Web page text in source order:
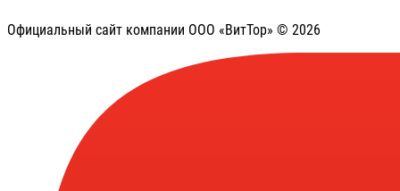
Официальный сайт компании ООО «ВитТор» © 2026